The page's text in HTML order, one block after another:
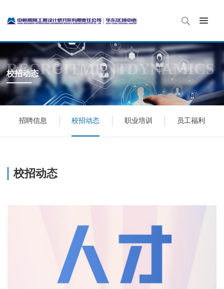
校招动态
RECRUITMENTDYNAMICS
招聘信息 校招动态 职业培训 员工福利
校招动态